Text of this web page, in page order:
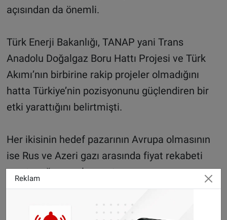
açısından da önemli.
Türk Enerji Bakanlığı, TANAP yani Trans
Anadolu Doğalgaz Boru Hattı Projesi ve Türk
Akımı’nın birbirine rakip projeler olmadığını
hatta Türkiye’nin pozisyonunu güçlendiren bir
etki yarattığını belirtmişti.
Her ikisinin hedef pazarının Avrupa olmasının
ise Rus ve Azeri gazı arasında fiyat rekabeti
yaratacağı vurgulanmıştı.
Reklam